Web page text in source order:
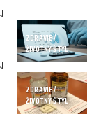
ZDRAVIE /
ŽIVOTNÝ ŠTÝL
ZDRAVIE /
ŽIVOTNÝ ŠTÝL